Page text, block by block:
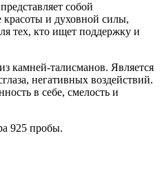
собой
красоты и духовной силы,
тех, кто ищет поддержку и
камней-талисманов. Является
негативных воздействий.
в себе, смелость и
925 пробы.